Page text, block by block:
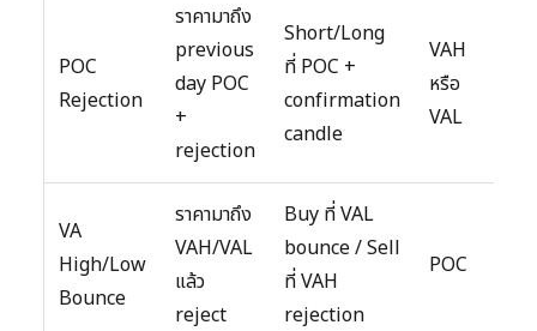
POC
Rejection
ราคามาถึง
previous
day POC
+
rejection
Short/Long
ที่ POC +
confirmation
candle
VAH
หรือ
VAL
VA
High/Low
Bounce
ราคามาถึง
VAH/VAL
แล้ว
reject
Buy ที่ VAL
bounce / Sell
ที่ VAH
rejection
POC